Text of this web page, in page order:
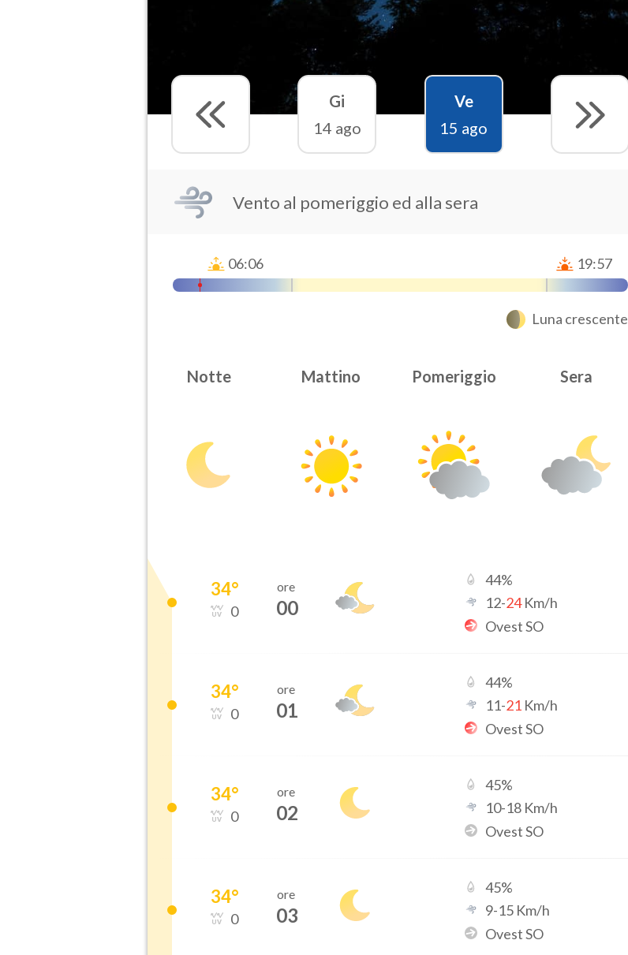
Gi
14 ago
Ve
15 ago
Vento al pomeriggio ed alla sera
06:06 19:57
Luna crescente
Notte Mattino Pomeriggio Sera
34°
0
ore
00
44%
12-24Km/h
Ovest SO
34°
0
ore
01
44%
11-21 Km/h
Ovest SO
34°
0
ore
02
45%
10-18 Km/h
Ovest SO
34°
0
ore
03
45%
9-15 Km/h
Ovest SO